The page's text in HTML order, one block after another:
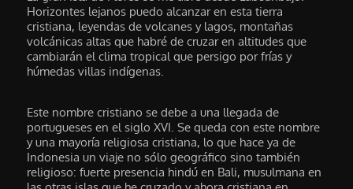
Horizontes lejanos puedo alcanzar en esta tierra
cristiana, leyendas de volcanes y lagos, montañas
volcánicas altas que habré de cruzar en altitudes que
cambiarán el clima tropical que persigo por frías y
húmedas villas indígenas.
Este nombre cristiano se debe a una llegada de
portugueses en el siglo XVI. Se queda con este nombre
y una mayoría religiosa cristiana, lo que hace ya de
Indonesia un viaje no sólo geográfico sino también
religioso: fuerte presencia hindú en Bali, musulmana en